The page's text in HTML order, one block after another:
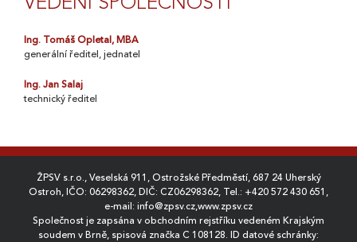
Ing. Tomáš Opletal, MBA
generální ředitel, jednatel
Ing. Jan Salaj
technický ředitel
ŽPSV s.r.o., Veselská 911, Ostrožské Předměstí, 687 24 Uherský
Ostroh, IČO: 06298362, DIČ: CZ06298362, Tel.: +420 572 430 651 ,
e-mail: info@zpsv.cz,www.zpsv.cz
Společnost je zapsána v obchodním rejstříku vedeném Krajským
soudem v Brně, spisová značka C 108128. ID datové schránky: